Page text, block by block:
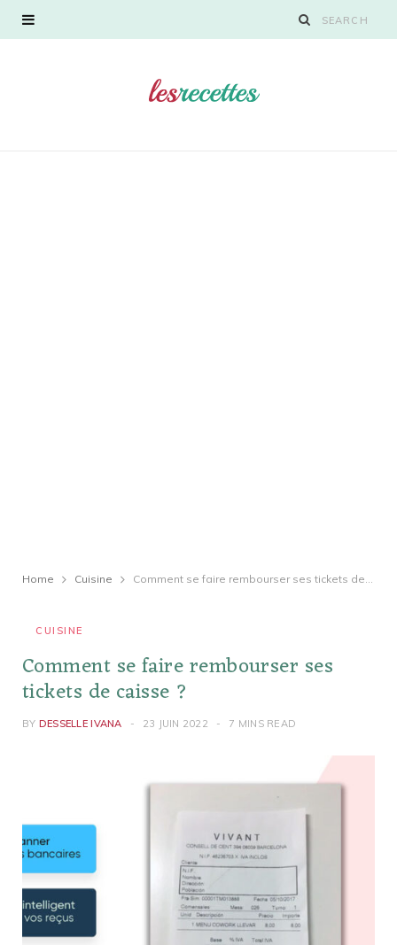
Home Cuisine Comment se faire rembourser ses tickets de caisse ?
CUISINE
Comment se faire rembourser ses
tickets de caisse ?
BY DESSELLE IVANA 23 JUIN 2022 7 MINS READ